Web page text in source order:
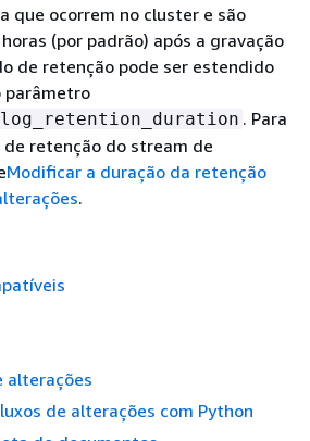
que ocorrem no cluster e são
(por padrão) após a gravação
de retenção pode ser estendido
parâmetro
. Para
retenção do stream de
Modificar a duração da retenção
.
alterações
de alterações com Python